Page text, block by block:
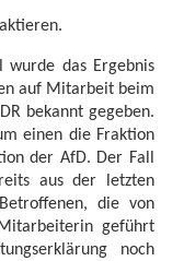
wurde das Ergebnis
auf Mitarbeit beim
bekannt gegeben.
einen die Fraktion
der AfD. Der Fall
aus der letzten
die von
geführt
noch